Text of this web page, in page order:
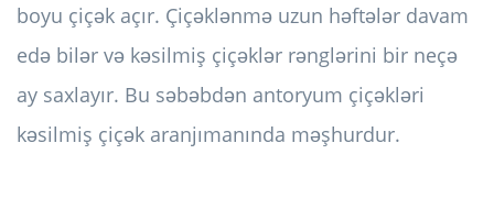
boyu çiçək açır. Çiçəklənmə uzun həftələr davam
edə bilər və kəsilmiş çiçəklər rənglərini bir neçə
ay saxlayır. Bu səbəbdən antoryum çiçəkləri
kəsilmiş çiçək aranjımanında məşhurdur.